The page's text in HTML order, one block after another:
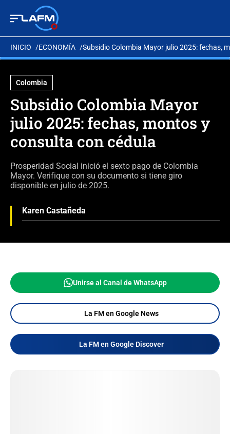
INICIO ECONOMÍA Subsidio Colombia Mayor julio 2025: fechas,
Colombia
Subsidio Colombia Mayor
julio 2025: fechas, montos y
consulta con cédula
Prosperidad Social inició el sexto pago de Colombia
Mayor. Verifique con su documento si tiene giro
disponible en julio de 2025.
Karen Castañeda
Unirse al Canal de WhatsApp
La FM en Google News
La FM en Google Discover